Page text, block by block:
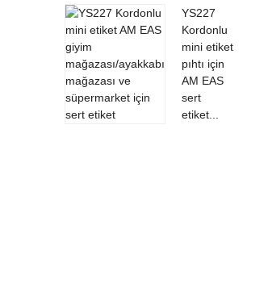
YS227
Kordonlu
mini etiket
pıhtı için
AM EAS
sert
etiket...